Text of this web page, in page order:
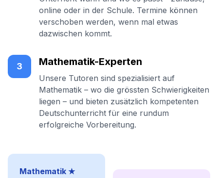
online oder in der Schule. Termine können
verschoben werden, wenn mal etwas
dazwischen kommt.
3 Mathematik-Experten
Unsere Tutoren sind spezialisiert auf
Mathematik – wo die grössten Schwierigkeiten
liegen – und bieten zusätzlich kompetenten
Deutschunterricht für eine rundum
erfolgreiche Vorbereitung.
Mathematik ★